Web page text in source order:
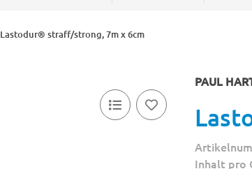
Lastodur® straff/strong, 7m x 6cm
PAUL
Inhalt pro